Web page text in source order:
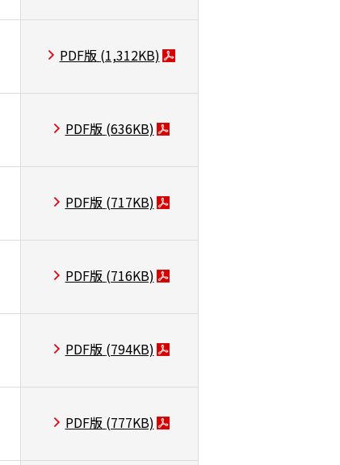
PDF版 (1,312KB)
PDF版 (636KB)
PDF版 (717KB)
PDF版 (716KB)
PDF版 (794KB)
PDF版 (777KB)